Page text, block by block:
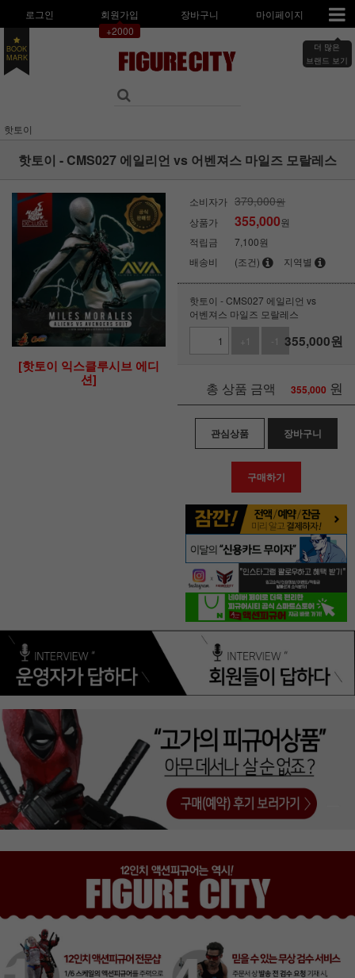
로그인
회원가입
+2000
장바구니 마이페이지
더 많은
브랜드 보기
BOOK
MARK
핫토이
핫토이 - CMS027 에일리언 vs 어벤져스 마일즈 모랄레스
[핫토이 익스클루시브 에디
션]
소비자가 379,000원
상품가
355,000원
적립금
7,100원
배송비
(조건) 지역별
핫토이 - CMS027 에일리언 vs
어벤져스 마일즈 모랄레스
+1
-1 355,000원
총 상품 금액 355,000 원
관심상품 장바구니
구매하기